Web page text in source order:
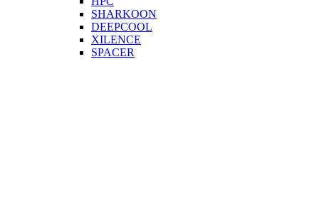
SHARKOON
DEEPCOOL
XILENCE
SPACER